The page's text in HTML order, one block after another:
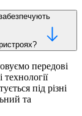
передові
під різні
та